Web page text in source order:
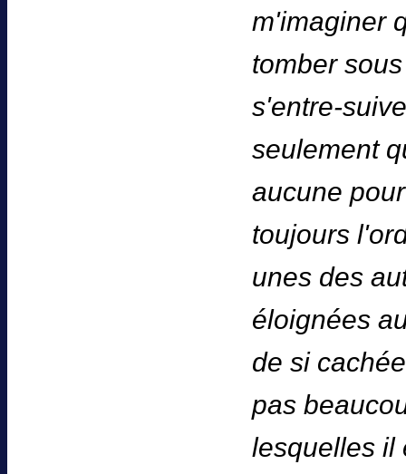
m'imaginer
tomber
s'entre-
seulement
aucune
toujours
unes des
éloignées
de si
pas
lesquelles il